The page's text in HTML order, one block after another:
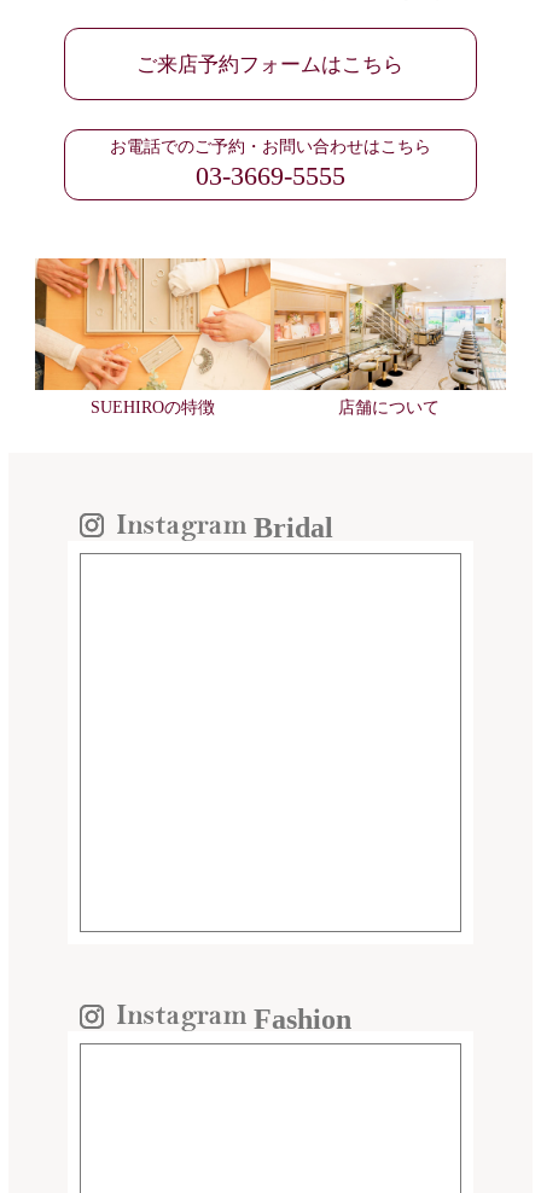
ご来店予約フォームはこちら
お電話でのご予約・お問い合わせはこちら
03-3669-5555
SUEHIROの特徴 店舗について
Bridal
Fashion